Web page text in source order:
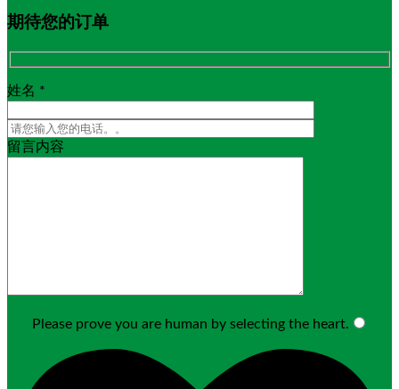
期待您的订单
姓名 *
留言内容
Please prove you are human by selecting theheart.